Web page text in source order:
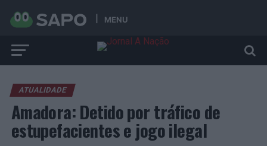
MENU
ATUALIDADE
Amadora: Detido por tráfico de
estupefacientes e jogo ilegal